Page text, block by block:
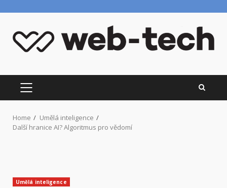
content
PRIMARY
MENU
Home
Umělá inteligence
Další hranice AI? Algoritmus pro vědomí
Umělá inteligence